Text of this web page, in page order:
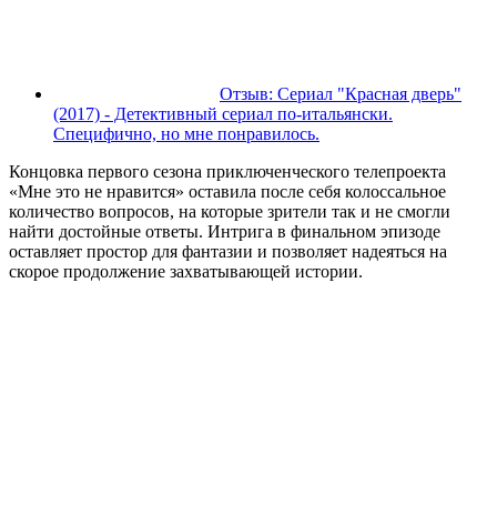
Отзыв: Сериал "Красная дверь"
(2017) - Детективный сериал по-итальянски.
Специфично, но мне понравилось.
Концовка первого сезона приключенческого телепроекта
«Мне это не нравится» оставила после себя колоссальное
количество вопросов, на которые зрители так и не смогли
найти достойные ответы. Интрига в финальном эпизоде
оставляет простор для фантазии и позволяет надеяться на
скорое продолжение захватывающей истории.